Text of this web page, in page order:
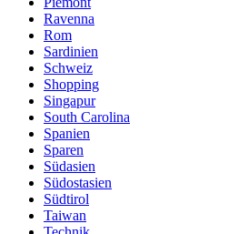
Ravenna
Rom
Sardinien
Schweiz
Shopping
Singapur
South Carolina
Spanien
Sparen
Südasien
Südostasien
Südtirol
Taiwan